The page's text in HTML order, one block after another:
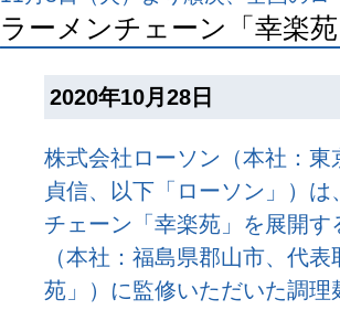
ラーメンチェーン「幸楽
2020年10月28日
株式会社ローソン（本社：
貞信、以下「ローソン」）
チェーン「幸楽苑」を展開
（本社：福島県郡山市、代
苑」）に監修いただいた調